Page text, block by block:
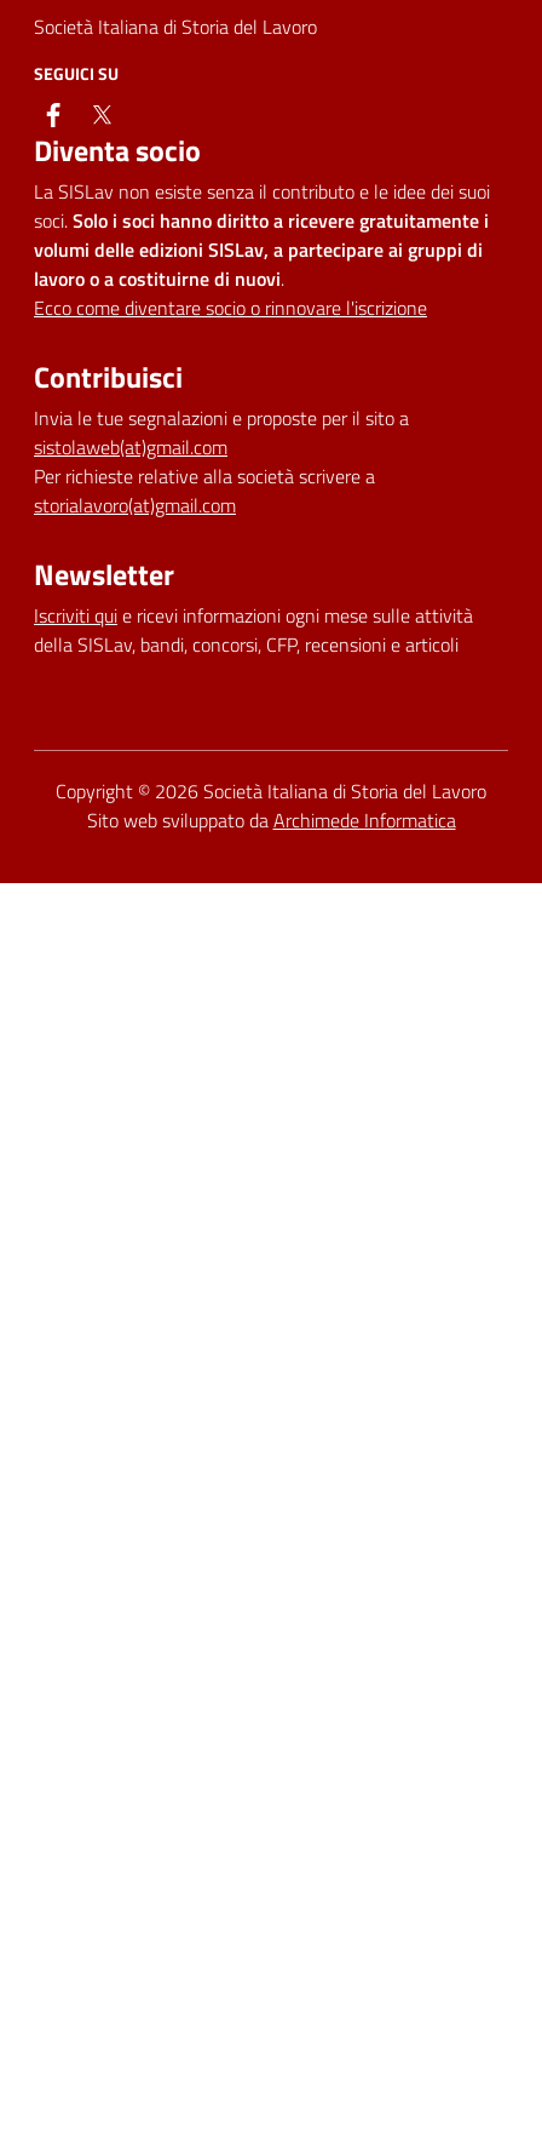
Società Italiana di Storia del Lavoro
SEGUICI SU
facebook
Diventa socio
La SISLav non esiste senza il contributo e le idee dei suoi
soci.Solo i soci hanno diritto a ricevere gratuitamente i
volumi delle edizioni SISLav, a partecipare ai gruppi di
lavoro o a costituirne di nuovi.
Ecco come diventare socio o rinnovare l'iscrizione
Contribuisci
Invia le tue segnalazioni e proposte per il sito a
sistolaweb(at)gmail.com
Per richieste relative alla società scrivere a
storialavoro(at)gmail.com
Newsletter
Iscriviti quie ricevi informazioni ogni mese sulle attività
della SISLav, bandi, concorsi, CFP, recensioni e articoli
Copyright © 2026Società Italiana di Storia del Lavoro
Sito web sviluppato daArchimede Informatica